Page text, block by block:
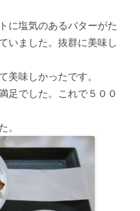
に塩気のあるバターがた
いました。抜群に美味し
美味しかったです。
足でした。これで５００
。